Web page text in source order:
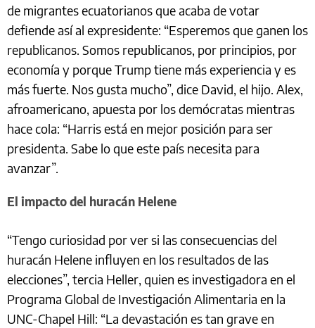
de migrantes ecuatorianos que acaba de votar
defiende así al expresidente: “Esperemos que ganen los
republicanos. Somos republicanos, por principios, por
economía y porque Trump tiene más experiencia y es
más fuerte. Nos gusta mucho”, dice David, el hijo. Alex,
afroamericano, apuesta por los demócratas mientras
hace cola: “Harris está en mejor posición para ser
presidenta. Sabe lo que este país necesita para
avanzar”.
El impacto del huracán Helene
“Tengo curiosidad por ver si las consecuencias del
huracán Helene influyen en los resultados de las
elecciones”, tercia Heller, quien es investigadora en el
Programa Global de Investigación Alimentaria en la
UNC-Chapel Hill: “La devastación es tan grave en